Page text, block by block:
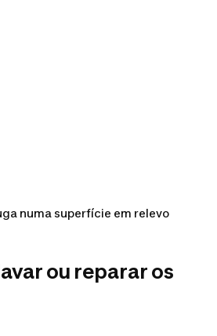
numa superfície em relevo
ou reparar os